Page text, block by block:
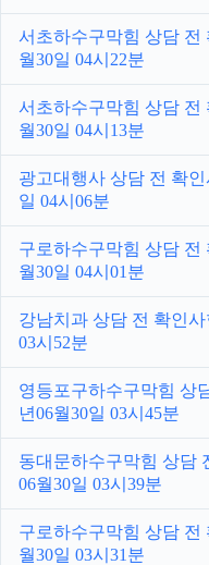
서초하수구막힘 상담 전
월30일 04시22분
서초하수구막힘 상담 전
월30일 04시13분
광고대행사 상담 전 확인
일 04시06분
구로하수구막힘 상담 전
월30일 04시01분
강남치과 상담 전 확인사
03시52분
영등포구하수구막힘 상
년06월30일 03시45분
동대문하수구막힘 상담
06월30일 03시39분
구로하수구막힘 상담 전
월30일 03시31분